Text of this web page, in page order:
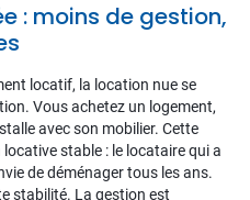
: moins de gestion,
locatif, la location nue se
Vous achetez un logement,
avec son mobilier. Cette
stable : le locataire qui a
de déménager tous les ans.
stabilité. La gestion est